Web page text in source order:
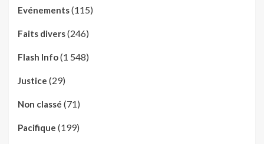
Evénements(115)
Faits divers(246)
Flash Info(1 548)
Justice (29)
Non classé (71)
Pacifique (199)